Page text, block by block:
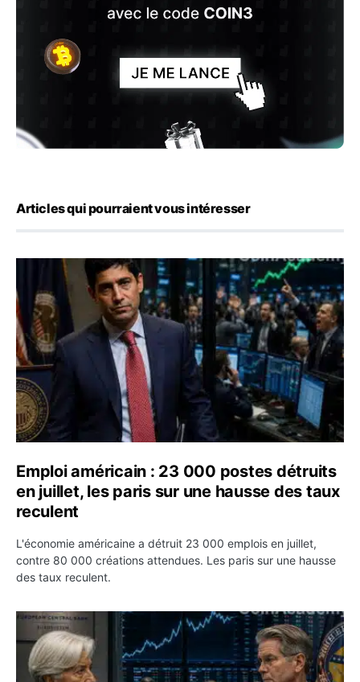
Articles qui pourraient vous intéresser
Emploi américain : 23 000 postes détruits en juillet, les
Emploi américain : 23 000 postes détruits
en juillet, les paris sur une hausse des taux
reculent
L'économie américaine a détruit 23 000 emplois en juillet,
contre 80 000 créations attendues. Les paris sur une hausse
des taux reculent.
Yen : Washington a vendu des euros sans prévenir la